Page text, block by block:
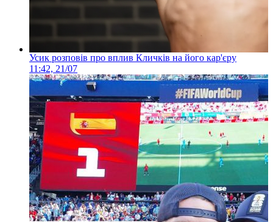
Усик розповів про вплив Кличків на його кар'єру
11:42, 21/07